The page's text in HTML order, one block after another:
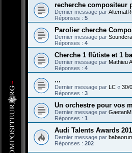
recherche compositeur
Dernier message par
Réponses : 5
Parolier cherche
Dernier message par
Réponses : 4
Cherche 1 flûtiste et 1
Dernier message par Mathieu A.
Réponses : 4
...
Dernier message par LC « 30/
Réponses : 3
Un orchestre pour vos
Dernier message par GaetanM
Réponses : 1
Audi Talents Awards
Dernier message par
Réponses : 202